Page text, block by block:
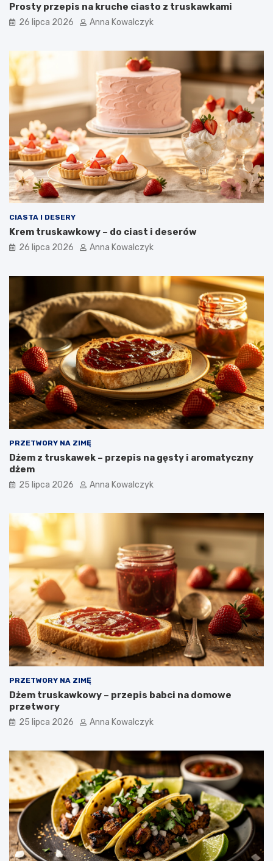
Prosty przepis na kruche ciasto z truskawkami
26 lipca 2026 Anna Kowalczyk
CIASTA I DESERY
Krem truskawkowy – do ciast i deserów
26 lipca 2026 Anna Kowalczyk
PRZETWORY NA ZIMĘ
Dżem z truskawek – przepis na gęsty i aromatyczny
dżem
25 lipca 2026 Anna Kowalczyk
PRZETWORY NA ZIMĘ
Dżem truskawkowy – przepis babci na domowe
przetwory
25 lipca 2026 Anna Kowalczyk